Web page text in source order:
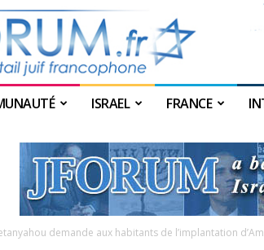
ISRAEL FRANCE
demande aux habitants de l’implantation